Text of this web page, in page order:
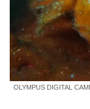
OLYMPUS DIGITAL